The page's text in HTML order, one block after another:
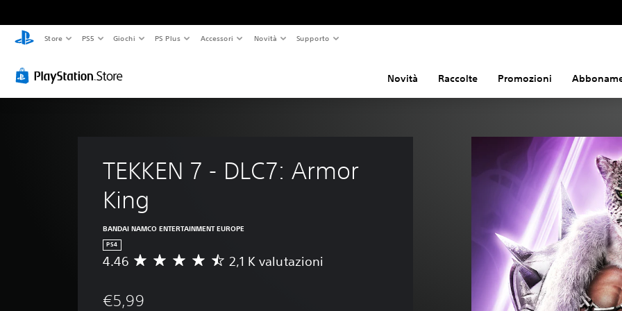
Store PS5 Giochi PS Plus Accessori Novità Supporto
Novità Raccolte Promozioni
TEKKEN 7 - DLC7: Armor
King
BANDAI NAMCO ENTERTAINMENT EUROPE
PS4
V
u
4.46 2,1 K valutazioni
€5,99